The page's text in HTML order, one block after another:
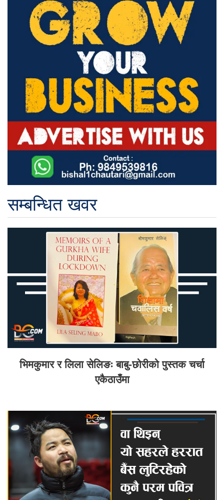
सम्बन्धित खवर
भिमकुमार र लिला सेलिङः बाबु-छोरीको पुस्तक चर्चा
एकैठाउँमा